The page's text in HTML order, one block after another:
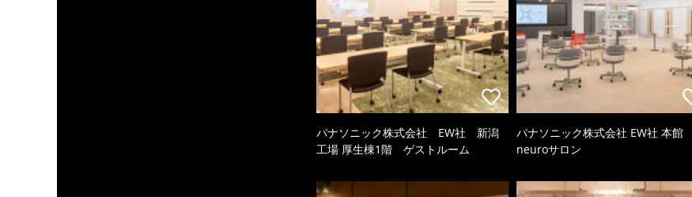
パナソニック株式会社 EW社 新潟
工場 厚生棟1階 ゲストルーム
パナソニック株式会社 EW社 本館
neuroサロン